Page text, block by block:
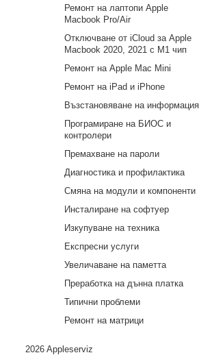
Ремонт на лаптопи Apple
Macbook Pro/Air
Отключване от iCloud за Apple
Macbook 2020, 2021 с M1 чип
Ремонт на Apple Mac Mini
Ремонт на iPad и iPhone
Възстановяване на информация
Програмиране на БИОС и
контролери
Премахване на пароли
Диагностика и профилактика
Смяна на модули и компоненти
Инсталиране на софтуер
Изкупуване на техника
Експресни услуги
Увеличаване на паметта
Преработка на дънна платка
Типични проблеми
Ремонт на матрици
2026 Appleserviz